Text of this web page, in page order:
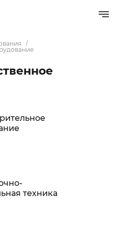
техника